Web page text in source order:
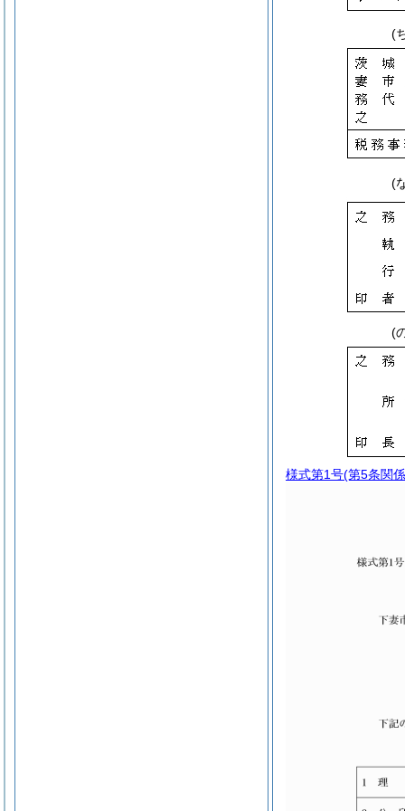
(
(
(
様式第1号(第5条関